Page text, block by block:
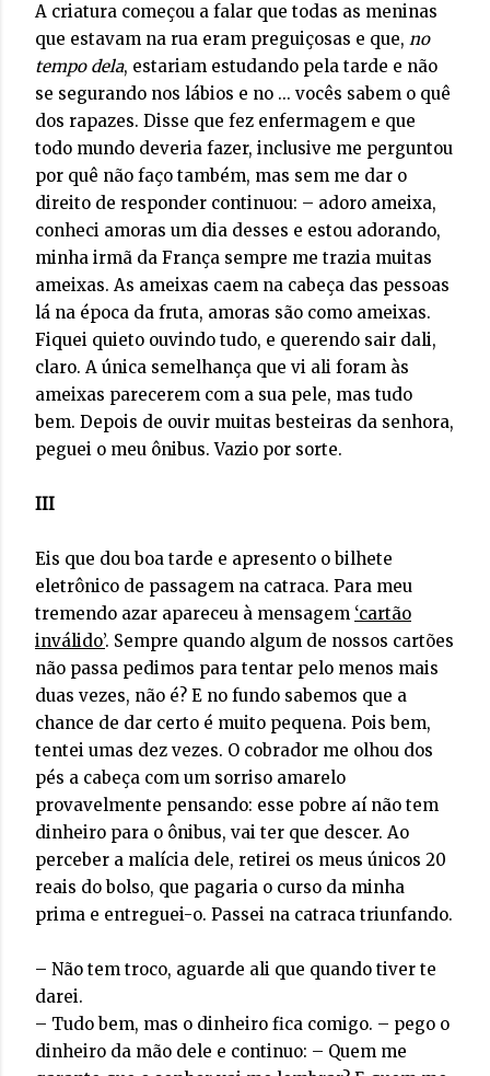
A criatura começou a falar que todas as meninas
que estavam na rua eram preguiçosas e que, no
tempo dela, estariam estudando pela tarde e não
se segurando nos lábios e no ... vocês sabem o quê
dos rapazes. Disse que fez enfermagem e que
todo mundo deveria fazer, inclusive me perguntou
por quê não faço também, mas sem me dar o
direito de responder continuou: – adoro ameixa,
conheci amoras um dia desses e estou adorando,
minha irmã da França sempre me trazia muitas
ameixas. As ameixas caem na cabeça das pessoas
lá na época da fruta, amoras são como ameixas.
Fiquei quieto ouvindo tudo, e querendo sair dali,
claro. A única semelhança que vi ali foram às
ameixas parecerem com a sua pele, mas tudo
bem. Depois de ouvir muitas besteiras da senhora,
peguei o meu ônibus. Vazio por sorte.
III
Eis que dou boa tarde e apresento o bilhete
eletrônico de passagem na catraca. Para meu
tremendo azar apareceu à mensagem ‘cartão
inválido’. Sempre quando algum de nossos cartões
não passa pedimos para tentar pelo menos mais
duas vezes, não é? E no fundo sabemos que a
chance de dar certo é muito pequena. Pois bem,
tentei umas dez vezes. O cobrador me olhou dos
pés a cabeça com um sorriso amarelo
provavelmente pensando: esse pobre aí não tem
dinheiro para o ônibus, vai ter que descer. Ao
perceber a malícia dele, retirei os meus únicos 20
reais do bolso, que pagaria o curso da minha
prima e entreguei-o. Passei na catraca triunfando.
– Não tem troco, aguarde ali que quando tiver te
darei.
– Tudo bem, mas o dinheiro fica comigo. – pego o
dinheiro da mão dele e continuo: – Quem me